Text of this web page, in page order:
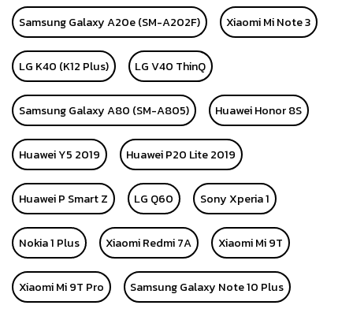
Samsung Galaxy A20e (SM-A202F) Xiaomi Mi Note 3
LG K40 (K12 Plus) LG V40 ThinQ
Samsung Galaxy A80 (SM-A805) Huawei Honor 8S
Huawei Y5 2019 Huawei P20 Lite 2019
Huawei P Smart Z LG Q60 Sony Xperia 1
Nokia 1 Plus Xiaomi Redmi 7A Xiaomi Mi 9T
Xiaomi Mi 9T Pro Samsung Galaxy Note 10 Plus